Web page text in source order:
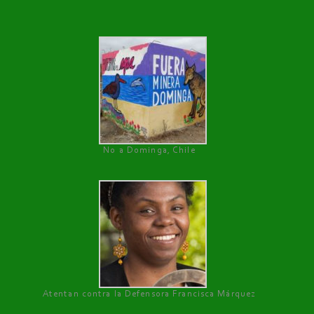
No a Dominga, Chile
Atentan contra la Defensora Francisca Márquez